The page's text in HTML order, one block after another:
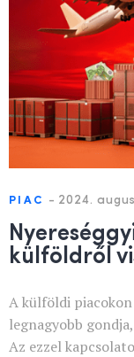
PIAC - 2024.
külföldről
A külföldi
legnagyobb
Az ezzel